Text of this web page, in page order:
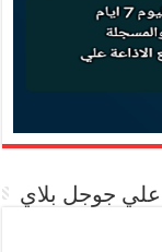
علي جوجل بلاي